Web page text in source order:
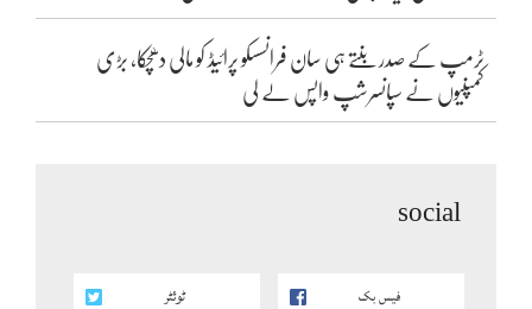
ٹرمپ کے صدر بنتے ہی سان فرانسسکو پرائیڈ کو مالی دھچکا، بڑی
کمپنیوں نے سپانسرشپ واپس لے لی
social
فیس بک ٹوئٹر